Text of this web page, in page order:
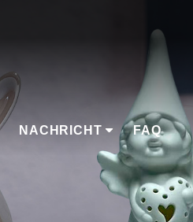
NACHRICHT FAQ